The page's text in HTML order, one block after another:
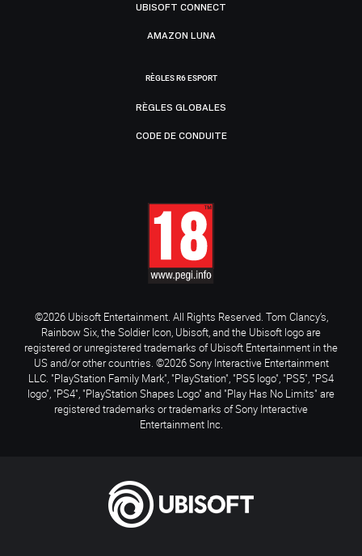
UBISOFT CONNECT
AMAZON LUNA
RÈGLES R6 ESPORT
RÈGLES GLOBALES
CODE DE CONDUITE
©2026 Ubisoft Entertainment. All Rights Reserved. Tom Clancy’s,
Rainbow Six, the Soldier Icon, Ubisoft, and the Ubisoft logo are
registered or unregistered trademarks of Ubisoft Entertainment in the
US and/or other countries. ©2026 Sony Interactive Entertainment
LLC. "PlayStation Family Mark", "PlayStation", "PS5 logo", "PS5", "PS4
logo", "PS4", "PlayStation Shapes Logo" and "Play Has No Limits" are
registered trademarks or trademarks of Sony Interactive
Entertainment Inc.